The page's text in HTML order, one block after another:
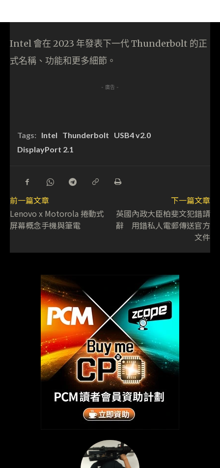
Intel 會在 2023 年發表下一代 Thunderbolt 的正
式名稱、功能和更多細節。
- 廣告 -
Tags: Intel Thunderbolt
USB4 v2.0
DisplayPort 2.1
前一篇文章
Lenovo x Motorola 捲動式
屏幕概念手機與筆電
下一篇文章
英國內政大臣柏斐文犯錯請
辭 用錯私人電郵傳送官方
文件